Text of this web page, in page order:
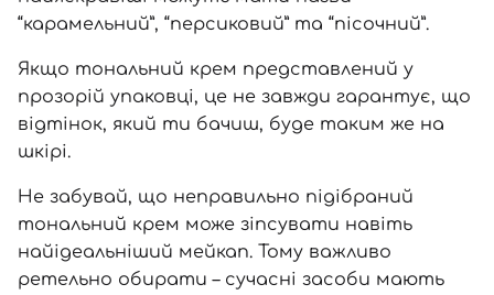
“карамельний”, “персиковий” та “пісочний”.
Якщо тональний крем представлений у
прозорій упаковці, це не завжди гарантує, що
відтінок, який ти бачиш, буде таким же на
шкірі.
Не забувай, що неправильно підібраний
тональний крем може зіпсувати навіть
найідеальніший мейкап. Тому важливо
ретельно обирати – сучасні засоби мають